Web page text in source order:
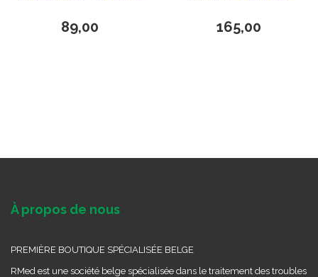
89,00 165,00
À propos de nous
PREMIÈRE BOUTIQUE SPÉCIALISÉE BELGE
RMed est une société belge spécialisée dans le traitement des troubles